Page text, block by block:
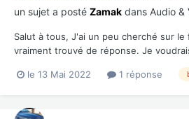
un sujet a posté Zamak dans Audio &
Salut à tous, J'ai un peu cherché sur le
vraiment trouvé de réponse. Je
dans le garage, mais l'intégration
le 13 Mai 2022 1 réponse